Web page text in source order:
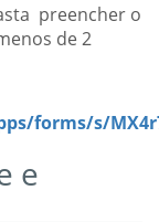
preencher o
de 2
forms/s/
e